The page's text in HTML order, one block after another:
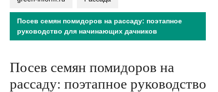
Посев семян помидоров на рассаду: поэтапное
руководство для начинающих дачников
Посев семян помидоров на
рассаду: поэтапное руководство